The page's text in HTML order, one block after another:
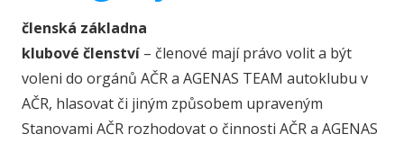
členská základna
klubové členství – členové mají právo volit a být
voleni do orgánů AČR a AGENAS TEAM autoklubu v
AČR, hlasovat či jiným způsobem upraveným
Stanovami AČR rozhodovat o činnosti AČR a AGENAS